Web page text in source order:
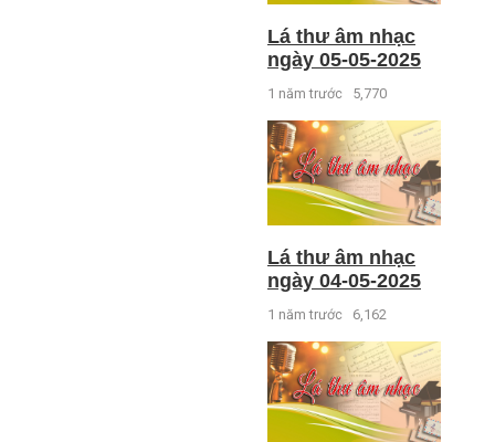
Lá thư âm nhạc
ngày 05-05-2025
1 năm trước 5,770
Lá thư âm nhạc
ngày 04-05-2025
1 năm trước 6,162